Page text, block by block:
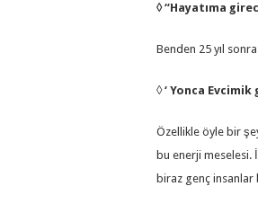
◊ “Hayatıma
Benden 25 yıl
◊‘ Yonca Evcimik
Özellikle öyle bir
bu enerji meselesi.
biraz genç